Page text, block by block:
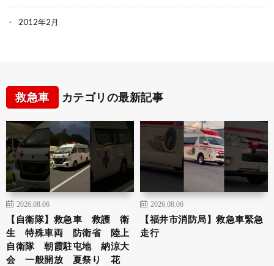
2012年2月
救急車 カテゴリの最新記事
2026.08.06
【自衛隊】救急車 救護 衛
生 特殊車両 防衛省 陸上
自衛隊 朝霞駐屯地 納涼大
会 一般開放 夏祭り 花
2026.08.06
【福井市消防局】救急車緊急
走行